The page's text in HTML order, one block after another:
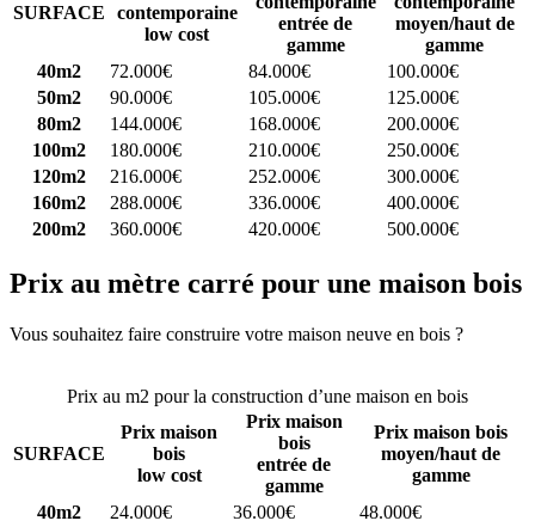
SURFACE
contemporaine
low cost
entrée de
gamme
moyen/haut de
gamme
40m2
72.000€ 84.000€
100.000€
50m2
90.000€ 105.000€
125.000€
80m2
144.000€ 168.000€
200.000€
100m2
180.000€ 210.000€
250.000€
120m2
216.000€ 252.000€
300.000€
160m2
288.000€ 336.000€
400.000€
200m2
360.000€ 420.000€ 500.000€
Prix au mètre carré pour une maison bois
Vous souhaitez faire construire votre maison neuve en bois ?
Prix au m2 pour la construction d’une maison en bois
SURFACE
Prix maison
bois
low cost
Prix maison
bois
entrée de
gamme
Prix maison bois
moyen/haut de
gamme
40m2
24.000€ 36.000€
48.000€